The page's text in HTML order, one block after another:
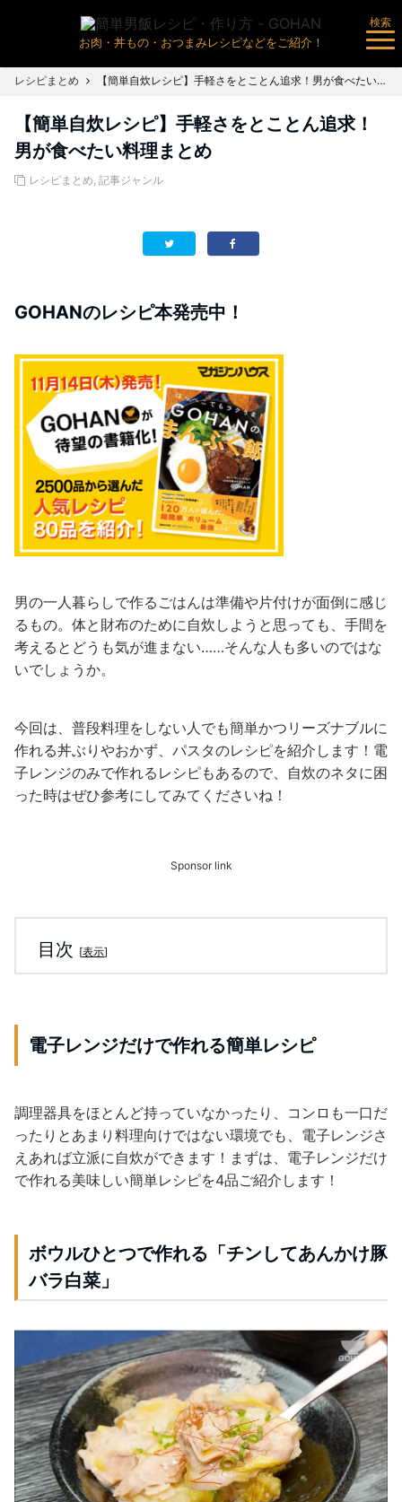
お肉・丼もの・おつまみレシピなどをご紹介！
検索
レシピまとめ 【簡単自炊レシピ】手軽さをとことん追求！男が食べたい料理まとめ
【簡単自炊レシピ】手軽さをとことん追求！
男が食べたい料理まとめ
レシピまとめ, 記事ジャンル
GOHANのレシピ本発売中！
男の一人暮らしで作るごはんは準備や片付けが面倒に感じ
るもの。体と財布のために自炊しようと思っても、手間を
考えるとどうも気が進まない……そんな人も多いのではな
いでしょうか。
今回は、普段料理をしない人でも簡単かつリーズナブルに
作れる丼ぶりやおかず、パスタのレシピを紹介します！電
子レンジのみで作れるレシピもあるので、自炊のネタに困
った時はぜひ参考にしてみてくださいね！
Sponsor link
目次 [表示]
電子レンジだけで作れる簡単レシピ
調理器具をほとんど持っていなかったり、コンロも一口だ
ったりとあまり料理向けではない環境でも、電子レンジさ
えあれば立派に自炊ができます！まずは、電子レンジだけ
で作れる美味しい簡単レシピを4品ご紹介します！
ボウルひとつで作れる「チンしてあんかけ豚
バラ白菜」